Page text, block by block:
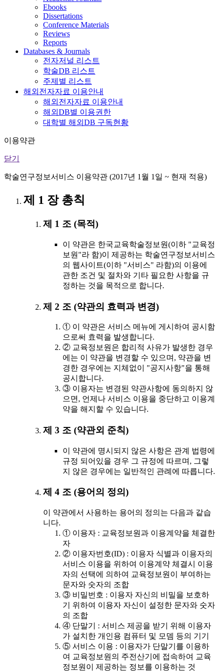
Ebooks
Dissertations
Conference Materials
Reviews
Reports
Databases & Journals
전자저널 리스트
학술DB 리스트
주제별 리스트
해외전자자료 이용안내
해외전자자료 이용안내
해외DB별 이용권한
대학별 해외DB 구독현황
이용약관
닫기
학술연구정보서비스 이용약관 (2017년 1월 1일 ~ 현재 적용)
제 1 장 총칙
제 1 조 (목적)
이 약관은 한국교육학술정보원(이하 "교육정
보원"라 함)이 제공하는 학술연구정보서비스
의 웹사이트(이하 "서비스" 라함)의 이용에
관한 조건 및 절차와 기타 필요한 사항을 규
정하는 것을 목적으로 합니다.
제 2 조 (약관의 효력과 변경)
① 이 약관은 서비스 메뉴에 게시하여 공시함
으로써 효력을 발생합니다.
② 교육정보원은 합리적 사유가 발생한 경우
에는 이 약관을 변경할 수 있으며, 약관을 변
경한 경우에는 지체없이 "공지사항"을 통해
공시합니다.
③ 이용자는 변경된 약관사항에 동의하지 않
으면, 언제나 서비스 이용을 중단하고 이용계
약을 해지할 수 있습니다.
제 3 조 (약관외 준칙)
이 약관에 명시되지 않은 사항은 관계 법령에
규정 되어있을 경우 그 규정에 따르며, 그렇
지 않은 경우에는 일반적인 관례에 따릅니다.
제 4 조 (용어의 정의)
이 약관에서 사용하는 용어의 정의는 다음과 같습
니다.
① 이용자 : 교육정보원과 이용계약을 체결한
자
② 이용자번호(ID) : 이용자 식별과 이용자의
서비스 이용을 위하여 이용계약 체결시 이용
자의 선택에 의하여 교육정보원이 부여하는
문자와 숫자의 조합
③ 비밀번호 : 이용자 자신의 비밀을 보호하
기 위하여 이용자 자신이 설정한 문자와 숫자
의 조합
④ 단말기 : 서비스 제공을 받기 위해 이용자
가 설치한 개인용 컴퓨터 및 모뎀 등의 기기
⑤ 서비스 이용 : 이용자가 단말기를 이용하
여 교육정보원의 주전산기에 접속하여 교육
정보원이 제공하는 정보를 이용하는 것